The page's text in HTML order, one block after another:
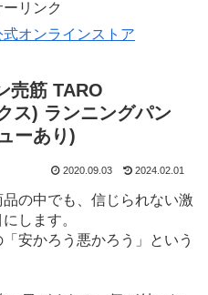
リンク
売筋 TARO
ス) ランニングパン
ーあり)
2020.09.03 2024.02.01
の中でも、信じられない激
します。
安かろう悪かろう」という